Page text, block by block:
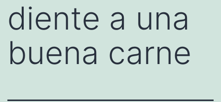
diente a una
buena carne